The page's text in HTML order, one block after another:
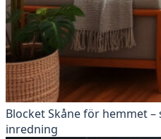
Blocket Skåne för hemmet
inredning